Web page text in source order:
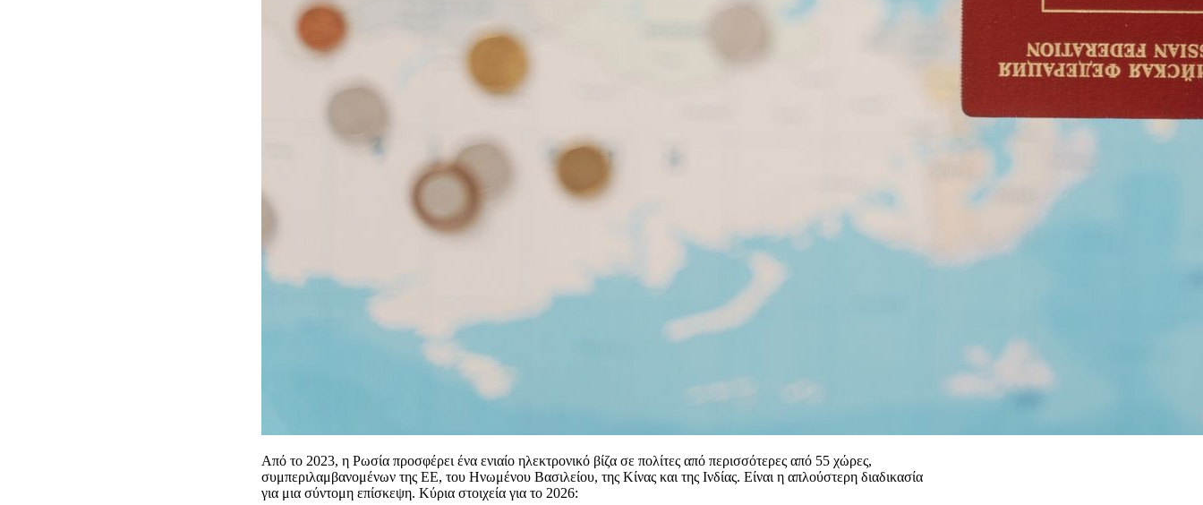
Από το 2023, η Ρωσία προσφέρει ένα ενιαίο ηλεκτρονικό βίζα σε πολίτες από περισσότερες από 55 χώρες,
συμπεριλαμβανομένων της ΕΕ, του Ηνωμένου Βασιλείου, της Κίνας και της Ινδίας. Είναι η απλούστερη διαδικασία
για μια σύντομη επίσκεψη. Κύρια στοιχεία για το 2026: